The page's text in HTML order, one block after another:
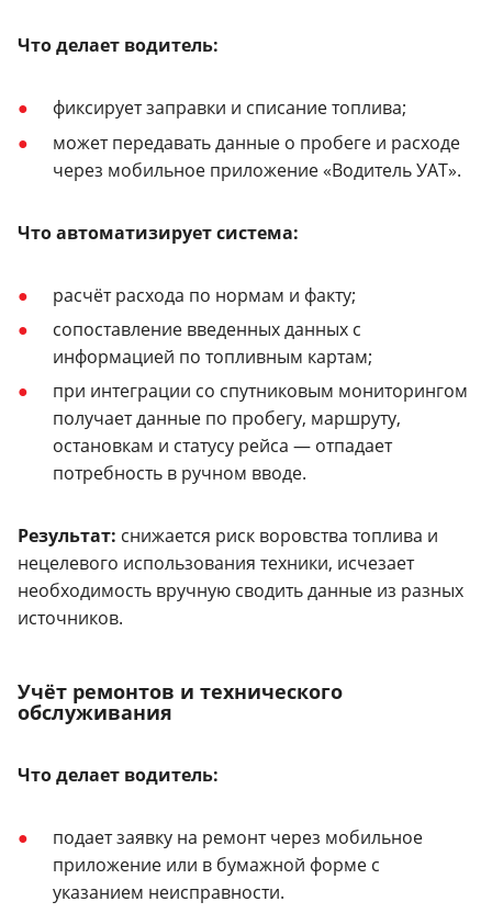
Что делает водитель:
фиксирует заправки и списание топлива;
может передавать данные о пробеге и расходе
через мобильное приложение «Водитель УАТ».
Что автоматизирует система:
расчёт расхода по нормам и факту;
сопоставление введенных данных с
информацией по топливным картам;
при интеграции со спутниковым мониторингом
получает данные по пробегу, маршруту,
остановкам и статусу рейса — отпадает
потребность в ручном вводе.
Результат: снижается риск воровства топлива и
нецелевого использования техники, исчезает
необходимость вручную сводить данные из разных
источников.
Учёт ремонтов и технического
обслуживания
Что делает водитель:
подает заявку на ремонт через мобильное
приложение или в бумажной форме с
указанием неисправности.